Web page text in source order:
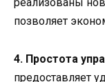
реализованы
позволяет
4. Простота
предоставляет